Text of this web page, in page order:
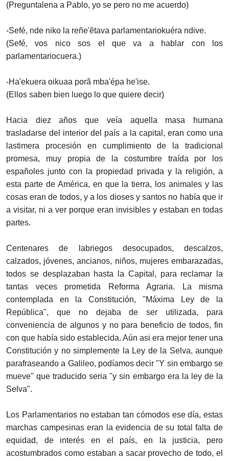
(Preguntalena a Pablo, yo se pero no me acuerdo)
-Sefé, nde niko la reñe'ẽtava parlamentariokuéra ndive.
(Sefé, vos nico sos el que va a hablar con los
parlamentariocuera.)
-Ha'ekuera oikuaa porã mba'épa he'ise.
(Ellos saben bien luego lo que quiere decir)
Hacia diez años que veía aquella masa humana
trasladarse del interior del país a la capital, eran como una
lastimera procesión en cumplimiento de la tradicional
promesa, muy propia de la costumbre traída por los
españoles junto con la propiedad privada y la religión, a
esta parte de América, en que la tierra, los animales y las
cosas eran de todos, y a los dioses y santos no había que ir
a visitar, ni a ver porque eran invisibles y estaban en todas
partes.
Centenares de labriegos desocupados, descalzos,
calzados, jóvenes, ancianos, niños, mujeres embarazadas,
todos se desplazaban hasta la Capital, para reclamar la
tantas veces prometida Reforma Agraria. La misma
contemplada en la Constitución, "Máxima Ley de la
República", que no dejaba de ser utilizada, para
conveniencia de algunos y no para beneficio de todos, fin
con que había sido establecida. Aún asi era mejor tener una
Constitución y no simplemente la Ley de la Selva, aunque
parafraseando a Galileo, podíamos decir "Y sin embargo se
mueve" que traducido seria "y sin embargo era la ley de la
Selva".
Los Parlamentarios no estaban tan cómodos ese día, estas
marchas campesinas eran la evidencia de su total falta de
equidad, de interés en el país, en la justicia, pero
acostumbrados como estaban a sacar provecho de todo, el